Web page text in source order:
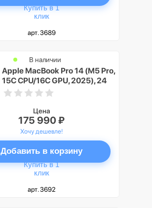
Купить в 1
клик
арт. 3689
Apple MacBook Pro 14 (M5 Pro,
15C CPU/16C GPU, 2025), 24
ГБ, 4 ТБ SSD, Серебристый
В наличии
Цена
175 990 ₽
Хочу дешевле!
Добавить в корзину
Купить в 1
клик
арт. 3692